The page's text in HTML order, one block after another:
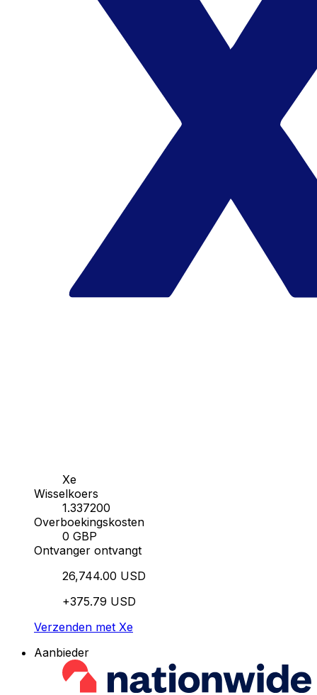
Xe
Wisselkoers
1.337200
Overboekingskosten
0 GBP
Ontvanger ontvangt
26,744.00 USD
+375.79 USD
Verzenden met Xe
Aanbieder